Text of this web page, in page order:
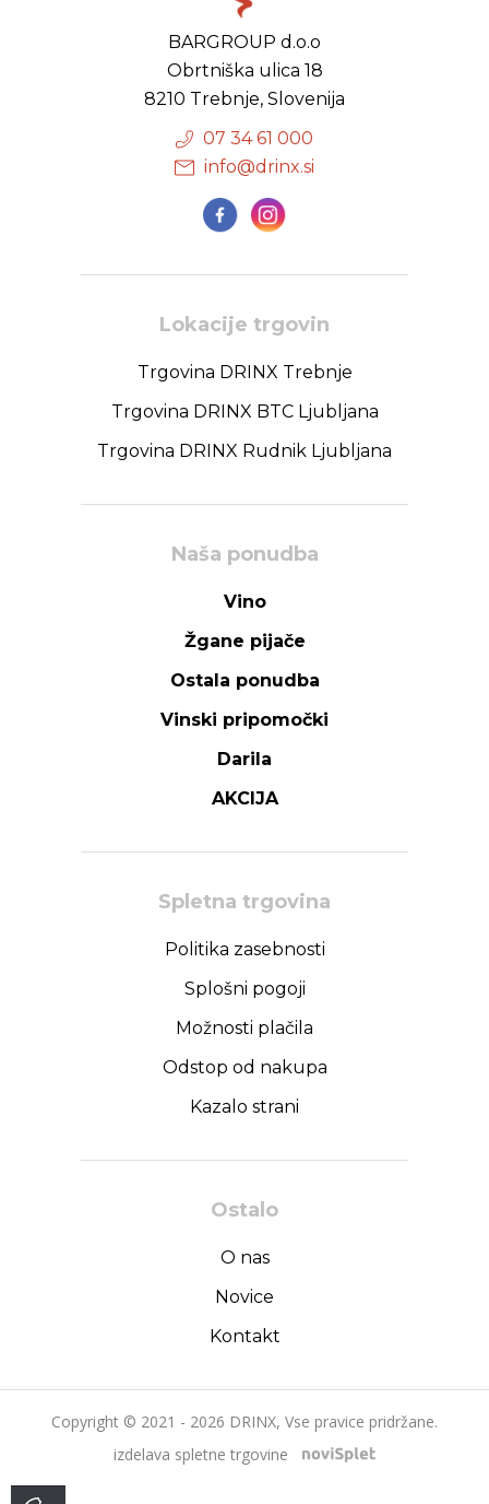
BARGROUP d.o.o
Obrtniška ulica 18
8210 Trebnje, Slovenija
07 34 61 000
info@drinx.si
Lokacije trgovin
Trgovina DRINX Trebnje
Trgovina DRINX BTC Ljubljana
Trgovina DRINX Rudnik Ljubljana
Naša ponudba
Vino
Žgane pijače
Ostala ponudba
Vinski pripomočki
Darila
AKCIJA
Spletna trgovina
Politika zasebnosti
Splošni pogoji
Možnosti plačila
Odstop od nakupa
Kazalo strani
Ostalo
O nas
Novice
Kontakt
Copyright © 2021 - 2026 DRINX, Vse pravice pridržane.
izdelava spletne trgovine